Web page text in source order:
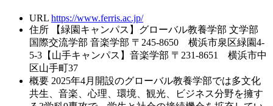
URL https://www.ferris.ac.jp/
住所
【緑園キャンパス】グローバル教養学部 文学部
国際交流学部 音楽学部 〒245-8650 横浜市泉区緑園4-
5-3【山手キャンパス】音楽学部 〒231-8651 横浜市中
区山手町37
概要 2025年4月開設のグローバル教養学部では多文化
共生、音楽、心理、環境、観光、ビジネス分野を擁す